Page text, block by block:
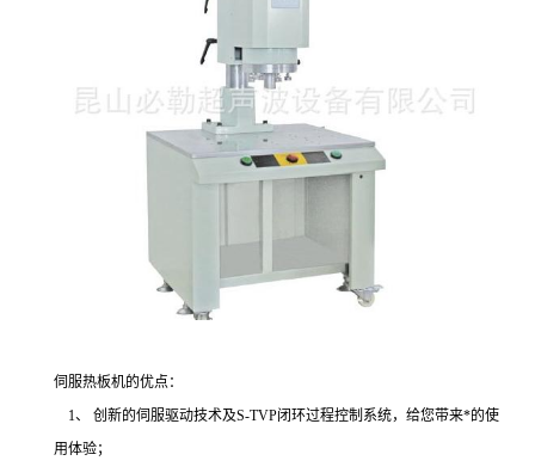
伺服热板机的优点：
1、 创新的伺服驱动技术及S-TVP闭环过程控制系统，给您带来*的使
用体验；